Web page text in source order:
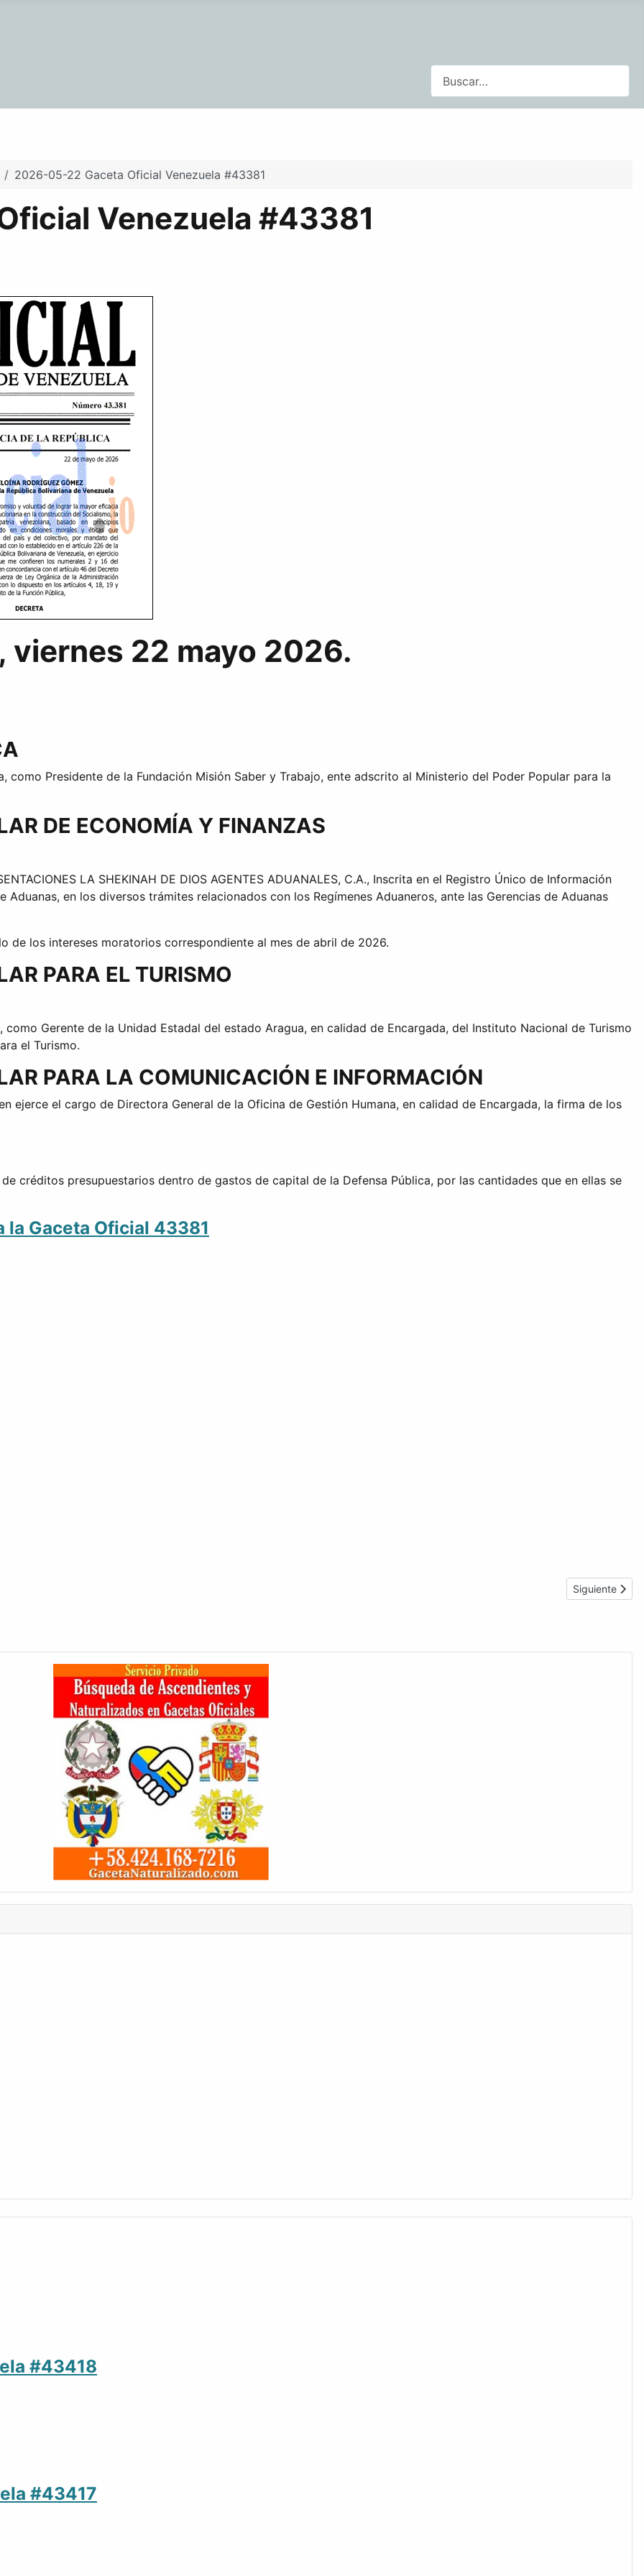
2026-05-22 Gaceta Oficial Venezuela #43381
Venezuela #43381
viernes 22 mayo 2026.
como Presidente de la Fundación Misión Saber y Trabajo, ente adscrito al Ministerio del Poder Popular para la
DE ECONOMÍA Y FINANZAS
LA SHEKINAH DE DIOS AGENTES ADUANALES, C.A., Inscrita en el Registro Único de Información
en los diversos trámites relacionados con los Regímenes Aduaneros, ante las Gerencias de Aduanas
de los intereses moratorios correspondiente al mes de abril de 2026.
PARA EL TURISMO
Gerente de la Unidad Estadal del estado Aragua, en calidad de Encargada, del Instituto Nacional de Turismo
el Turismo.
PARA LA COMUNICACIÓN E INFORMACIÓN
ejerce el cargo de Directora General de la Oficina de Gestión Humana, en calidad de Encargada, la firma de los
créditos presupuestarios dentro de gastos de capital de la Defensa Pública, por las cantidades que en ellas se
la Gaceta Oficial 43381
Artículo
Siguiente
#43418
#43417